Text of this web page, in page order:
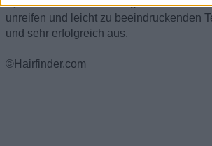
Zyklus und nutzt diese Eigenschaften
unreifen und leicht zu beeindruckenden
und sehr erfolgreich aus.
©Hairfinder.com